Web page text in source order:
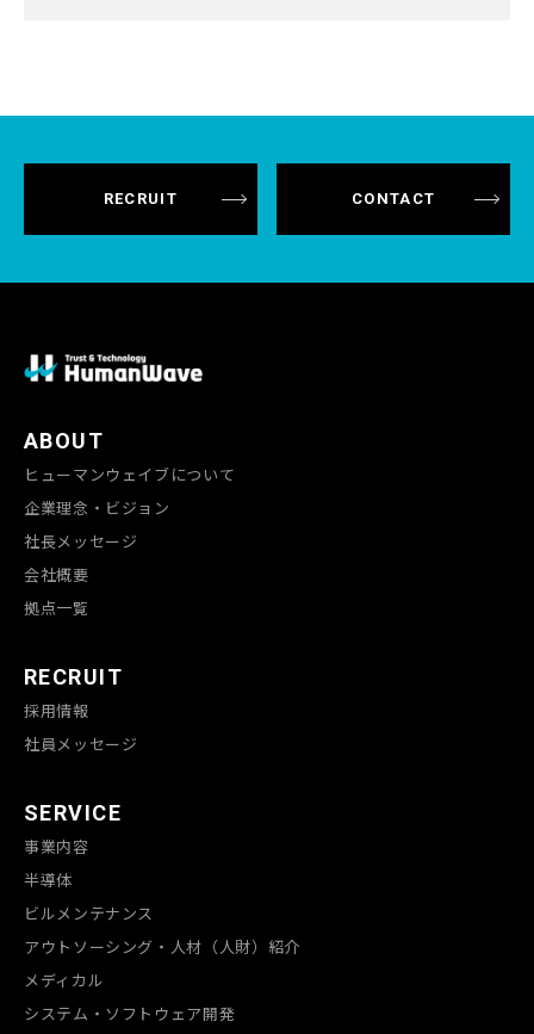
ABOUT
ヒューマンウェイブについて
企業理念・ビジョン
社長メッセージ
会社概要
拠点一覧
RECRUIT
採用情報
社員メッセージ
SERVICE
事業内容
半導体
ビルメンテナンス
アウトソーシング・人材（人財）紹介
メディカル
システム・ソフトウェア開発
RECRUIT CONTACT